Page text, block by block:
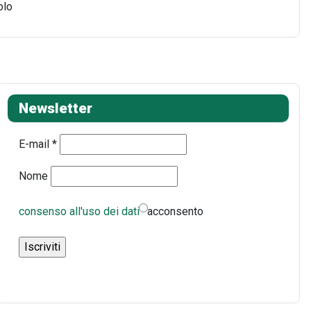
Newsletter
E-mail *
Nome
consenso all'uso dei dati acconsento